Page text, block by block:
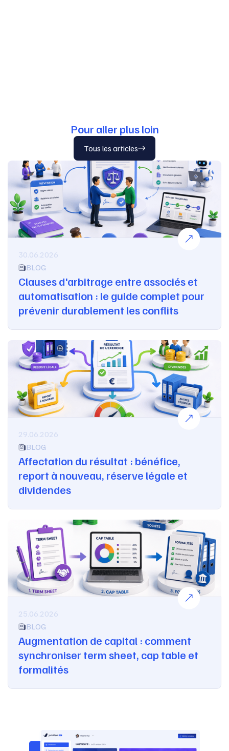
Pour aller plus loin
Tous les articles
30.06.2026
BLOG
Clauses d'arbitrage entre associés et
automatisation : le guide complet pour
prévenir durablement les conflits
29.06.2026
BLOG
Affectation du résultat : bénéfice,
report à nouveau, réserve légale et
dividendes
25.06.2026
BLOG
Augmentation de capital : comment
synchroniser term sheet, cap table et
formalités